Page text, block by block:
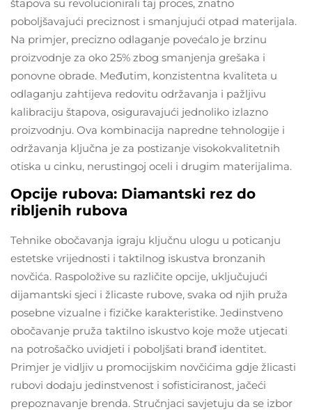
štapova su revolucionirali taj proces, znatno
poboljšavajući preciznost i smanjujući otpad materijala.
Na primjer, precizno odlaganje povećalo je brzinu
proizvodnje za oko 25% zbog smanjenja grešaka i
ponovne obrade. Međutim, konzistentna kvaliteta u
odlaganju zahtijeva redovitu održavanja i pažljivu
kalibraciju štapova, osiguravajući jednoliko izlazno
proizvodnju. Ova kombinacija napredne tehnologije i
održavanja ključna je za postizanje visokokvalitetnih
otiska u cinku, nerustingoj oceli i drugim materijalima.
Opcije rubova: Diamantski rez do
ribljenih rubova
Tehnike obočavanja igraju ključnu ulogu u poticanju
estetske vrijednosti i taktilnog iskustva bronzanih
novčića. Raspoložive su različite opcije, uključujući
dijamantski sjeci i žlicaste rubove, svaka od njih pruža
posebne vizualne i fizičke karakteristike. Jedinstveno
obočavanje pruža taktilno iskustvo koje može utjecati
na potrošačko uvidjeti i poboljšati branđ identitet.
Primjer je vidljiv u promocijskim novčićima gdje žlicasti
rubovi dodaju jedinstvenost i sofisticiranost, jačeći
prepoznavanje brenda. Stručnjaci savjetuju da se izbor